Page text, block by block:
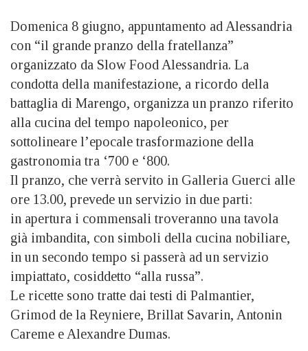
Domenica 8 giugno, appuntamento ad Alessandria
con “il grande pranzo della fratellanza”
organizzato da Slow Food Alessandria. La
condotta della manifestazione, a ricordo della
battaglia di Marengo, organizza un pranzo riferito
alla cucina del tempo napoleonico, per
sottolineare l’epocale trasformazione della
gastronomia tra ‘700 e ‘800.
Il pranzo, che verrà servito in Galleria Guerci alle
ore 13.00, prevede un servizio in due parti:
in apertura i commensali troveranno una tavola
già imbandita, con simboli della cucina nobiliare,
in un secondo tempo si passerà ad un servizio
impiattato, cosiddetto “alla russa”.
Le ricette sono tratte dai testi di Palmantier,
Grimod de la Reyniere, Brillat Savarin, Antonin
Careme e Alexandre Dumas.